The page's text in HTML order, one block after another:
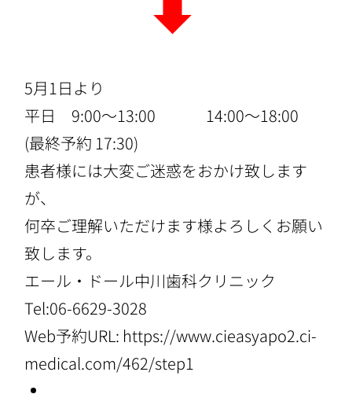
5月1日より
平日 9:00〜13:00 14:00〜18:00
(最終予約 17:30)
患者様には大変ご迷惑をおかけ致します
が、
何卒ご理解いただけます様よろしくお願い
致します。
エール・ドール中川歯科クリニック
Tel:06-6629-3028
Web予約URL: https://www.cieasyapo2.ci-
medical.com/462/step1